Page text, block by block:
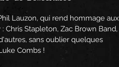
Lauzon, qui rend hommage aux
Chris Stapleton, Zac Brown Band,
sans oublier quelques
Combs !